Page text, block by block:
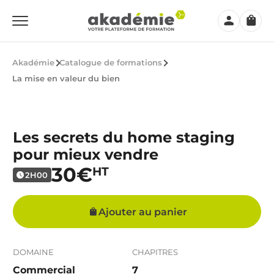
Mon
comptePanier
Akadémie Catalogue de formations
La mise en valeur du bien
Les secrets du home staging
pour mieux vendre
2H00 30€HT
Ajouter au panier
DOMAINE
Commercial
CHAPITRES
7